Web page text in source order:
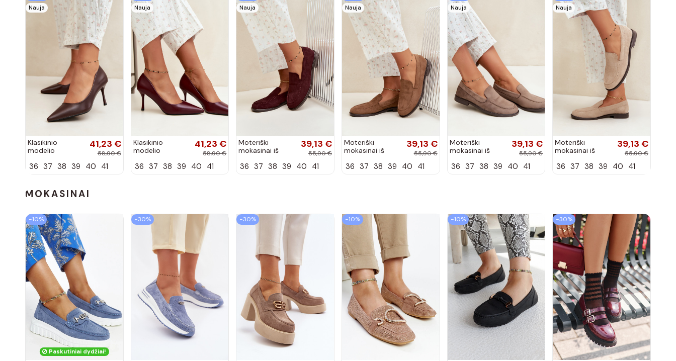
Nauja
Klasikinio
modelio
bateliai iš
spalvos Nesha
41,23 €
58,90 €
36 37 38 39 40 41
Nauja
Klasikinio
modelio
bateliai iš
41,23 €
58,90 €
36 37 38 39 40 41
Nauja
Moteriški
mokasinai iš
zomšos, bordo
39,13 €
55,90 €
36 37 38 39 40 41
Nauja
Moteriški
mokasinai iš
zomšos, rudos
39,13 €
55,90 €
36 37 38 39 40 41
Nauja
Moteriški
mokasinai iš
zomšos, molio
39,13 €
55,90 €
36 37 38 39 40 41
Nauja
Moteriški
mokasinai iš
zomšos, smėlio
39,13 €
55,90 €
36 37 38 39 40 41
MOKASINAI
−10%
Paskutiniai dydžiai!
−30% −30% −10% −10% −30%